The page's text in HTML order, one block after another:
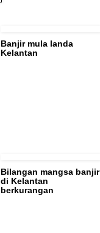
Banjir mula landa
Kelantan
Bilangan mangsa banjir
di Kelantan
berkurangan